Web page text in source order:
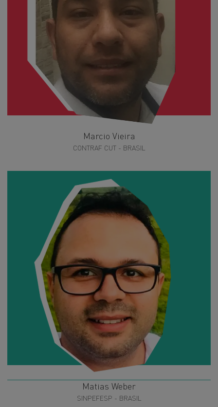
Marcio Vieira
CONTRAF CUT - BRASIL
Matias Weber
SINPEFESP - BRASIL